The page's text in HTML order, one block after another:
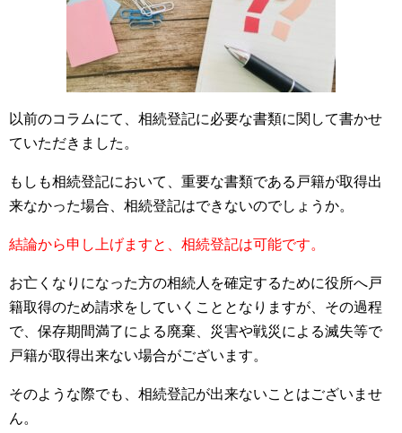
以前のコラムにて、相続登記に必要な書類に関して書かせ
ていただきました。
もしも相続登記において、重要な書類である戸籍が取得出
来なかった場合、相続登記はできないのでしょうか。
結論から申し上げますと、相続登記は可能です。
お亡くなりになった方の相続人を確定するために役所へ戸
籍取得のため請求をしていくこととなりますが、その過程
で、保存期間満了による廃棄、災害や戦災による滅失等で
戸籍が取得出来ない場合がございます。
そのような際でも、相続登記が出来ないことはございませ
ん。